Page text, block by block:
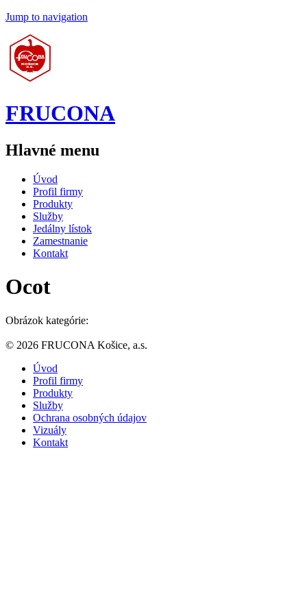
Jump to navigation
FRUCONA
Hlavné menu
Úvod
Profil firmy
Produkty
Služby
Jedálny lístok
Zamestnanie
Kontakt
Ocot
Obrázok kategórie:
© 2026 FRUCONA Košice, a.s.
Úvod
Profil firmy
Produkty
Služby
Ochrana osobných údajov
Vizuály
Kontakt